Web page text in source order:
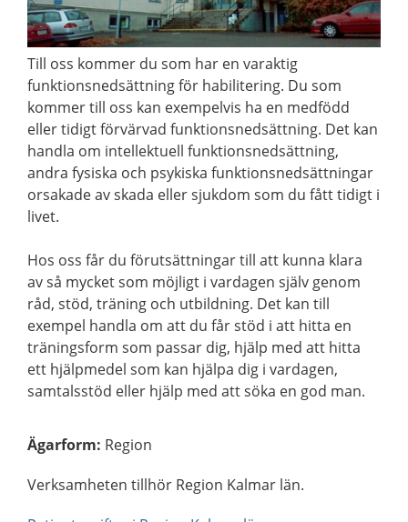
Till oss kommer du som har en varaktig
funktionsnedsättning för habilitering. Du som
kommer till oss kan exempelvis ha en medfödd
eller tidigt förvärvad funktionsnedsättning. Det kan
handla om intellektuell funktionsnedsättning,
andra fysiska och psykiska funktionsnedsättningar
orsakade av skada eller sjukdom som du fått tidigt i
livet.
Hos oss får du förutsättningar till att kunna klara
av så mycket som möjligt i vardagen själv genom
råd, stöd, träning och utbildning. Det kan till
exempel handla om att du får stöd i att hitta en
träningsform som passar dig, hjälp med att hitta
ett hjälpmedel som kan hjälpa dig i vardagen,
samtalsstöd eller hjälp med att söka en god man.
Ägarform: Region
Verksamheten tillhör Region Kalmar län.